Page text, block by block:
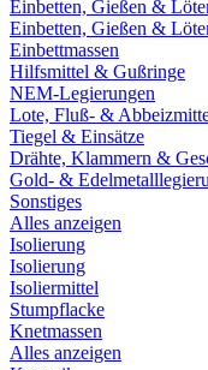
Einbetten, Gießen &
Einbetten, Gießen &
Einbettmassen
Hilfsmittel & Gußringe
NEM-Legierungen
Lote, Fluß- &
Tiegel & Einsätze
Drähte, Klammern &
Gold- &
Sonstiges
Alles anzeigen
Isolierung
Isolierung
Isoliermittel
Stumpflacke
Knetmassen
Alles anzeigen